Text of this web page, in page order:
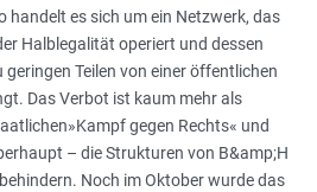
handelt es sich um ein Netzwerk, das
Halblegalität operiert und dessen
geringen Teilen von einer öffentlichen
Das Verbot ist kaum mehr als
gegen Rechts« und
– die Strukturen von B&amp;H
Noch im Oktober wurde das